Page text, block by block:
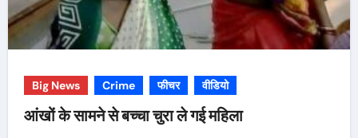
Big News Crime फीचर वीडियो
आंखों के सामने से बच्चा चुरा ले गई महिला